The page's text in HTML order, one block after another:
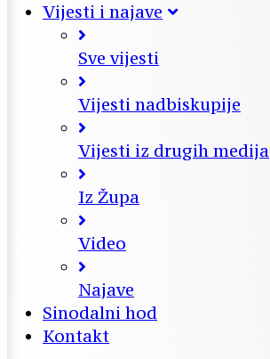
Vijesti i najave
Sve vijesti
Vijesti nadbiskupije
Vijesti iz drugih medija
Iz Župa
Video
Najave
Sinodalni hod
Kontakt